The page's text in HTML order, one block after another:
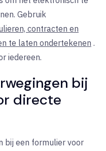
Gebruik
contracten en
te laten ondertekenen .
iedereen.
bij
directe
bij een formulier voor